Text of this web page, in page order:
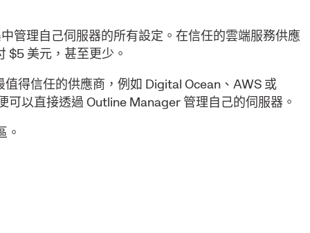
管理自己伺服器的所有設定。在信任的雲端服務供應
$5 美元，甚至更少。
得信任的供應商，例如 Digital Ocean、AWS 或
以直接透過 Outline Manager 管理自己的伺服器。
。